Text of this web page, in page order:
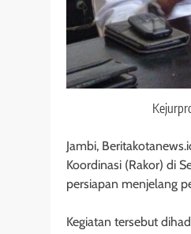
Jambi,
Koordinasi (Rakor) di
persiapan menjelang
Kegiatan tersebut